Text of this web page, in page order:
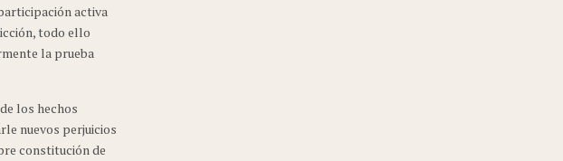
activa
todo ello
la prueba
los hechos
nuevos perjuicios
constitución de